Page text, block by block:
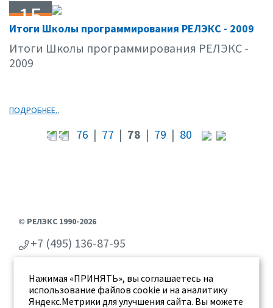
15
04.09
Итоги Школы программирования РЕЛЭКС - 2009
Итоги Школы программирования РЕЛЭКС -
2009
ПОДРОБНЕЕ..
76 | 77 | 78 | 79 | 80
Нажимая «ПРИНЯТЬ», вы соглашаетесь на
использование файлов cookie и на аналитику
Яндекс.Метрики для улучшения сайта. Вы можете
© РЕЛЭКС 1990-2026
+7 (495) 136-87-95
г. Воронеж, ул. Бахметьева 2Б